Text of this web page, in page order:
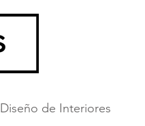
Diseño de Interiores